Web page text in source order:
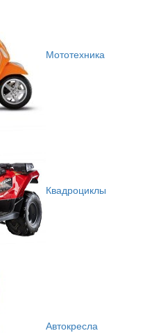
Мототехника
Квадроциклы
Автокресла